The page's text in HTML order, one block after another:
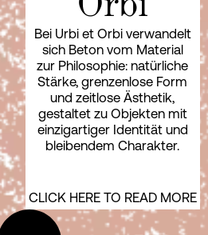
Bei Urbi et Orbi verwandelt
sich Beton vom Material
zur Philosophie: natürliche
Stärke, grenzenlose Form
und zeitlose Ästhetik,
gestaltet zu Objekten mit
einzigartiger Identität und
bleibendem Charakter.
CLICK HERE TO READ MORE